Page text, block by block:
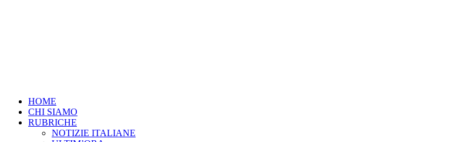
HOME
CHI SIAMO
RUBRICHE
NOTIZIE ITALIANE